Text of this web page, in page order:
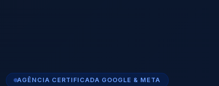
AGÊNCIA CERTIFICADA GOOGLE & META